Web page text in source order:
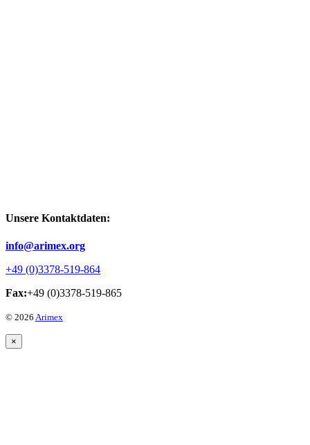
Unsere Kontaktdaten:
info@arimex.org
+49 (0)3378-519-864
Fax:+49 (0)3378-519-865
© 2026 Arimex
×